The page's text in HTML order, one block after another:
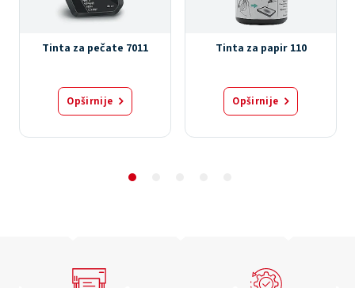
Tinta za pečate 7011
Opširnije
Tinta za papir 110
Opširnije